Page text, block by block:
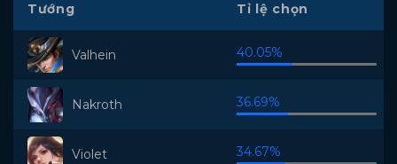
Tướng Tỉ lệ chọn
Valhein 40.05%
Nakroth 36.69%
Violet 34.67%